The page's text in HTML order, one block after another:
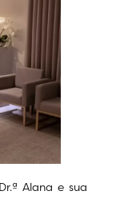
Alana e sua